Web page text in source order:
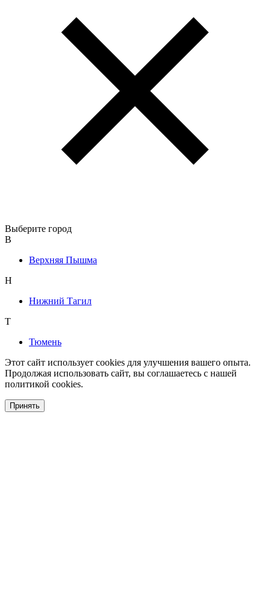
Выберите город
В
Верхняя Пышма
Н
Нижний Тагил
Т
Тюмень
Этот сайт использует cookies для улучшения вашего опыта.
Продолжая использовать сайт, вы соглашаетесь с нашей
политикой cookies.
Принять